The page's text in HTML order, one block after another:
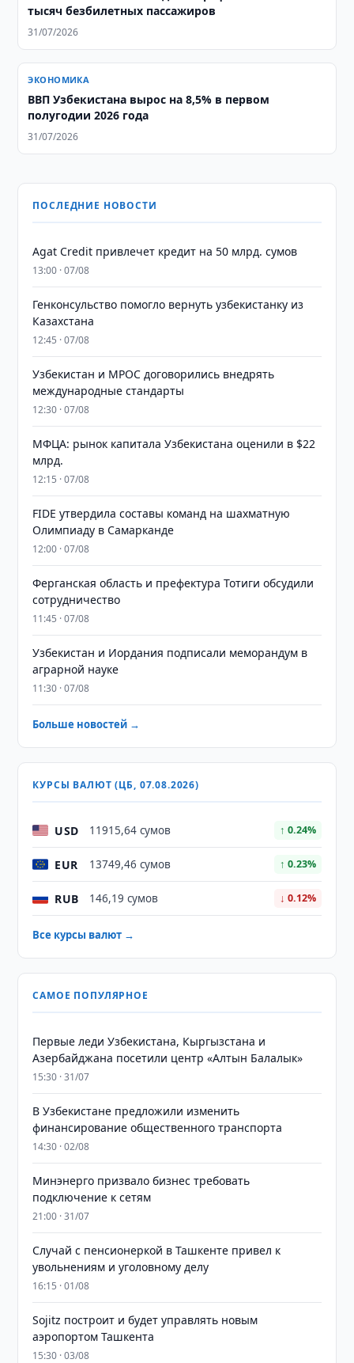
тысяч безбилетных пассажиров
31/07/2026
ЭКОНОМИКА
ВВП Узбекистана вырос на 8,5% в первом
полугодии 2026 года
31/07/2026
ПОСЛЕДНИЕ НОВОСТИ
Agat Credit привлечет кредит на 50 млрд. сумов
13:00 · 07/08
Генконсульство помогло вернуть узбекистанку из
Казахстана
12:45 · 07/08
Узбекистан и MPOC договорились внедрять
международные стандарты
12:30 · 07/08
МФЦА: рынок капитала Узбекистана оценили в $22
млрд.
12:15 · 07/08
FIDE утвердила составы команд на шахматную
Олимпиаду в Самарканде
12:00 · 07/08
Ферганская область и префектура Тотиги обсудили
сотрудничество
11:45 · 07/08
Узбекистан и Иордания подписали меморандум в
аграрной науке
11:30 · 07/08
Больше новостей →
КУРСЫ ВАЛЮТ (ЦБ, 07.08.2026)
USD 11915,64 сумов ↑ 0.24%
EUR 13749,46 сумов ↑ 0.23%
RUB 146,19 сумов ↓ 0.12%
Все курсы валют →
САМОЕ ПОПУЛЯРНОЕ
Первые леди Узбекистана, Кыргызстана и
Азербайджана посетили центр «Алтын Балалык»
15:30 · 31/07
В Узбекистане предложили изменить
финансирование общественного транспорта
14:30 · 02/08
Минэнерго призвало бизнес требовать
подключение к сетям
21:00 · 31/07
Случай с пенсионеркой в Ташкенте привел к
увольнениям и уголовному делу
16:15 · 01/08
Sojitz построит и будет управлять новым
аэропортом Ташкента
15:30 · 03/08